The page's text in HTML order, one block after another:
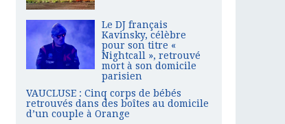
Le DJ français
Kavinsky, célèbre
pour son titre «
Nightcall », retrouvé
mort à son domicile
parisien
VAUCLUSE : Cinq corps de bébés
retrouvés dans des boîtes au domicile
d’un couple à Orange